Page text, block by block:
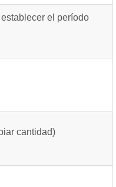
el período
cantidad)